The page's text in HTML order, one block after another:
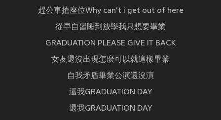
趕公車搶座位Why can't i get out of here
從早自習睡到放學我只想要畢業
GRADUATION PLEASE GIVE IT BACK
女友還沒出現怎麼可以就這樣畢業
自我矛盾畢業公演還沒演
還我GRADUATION DAY
還我GRADUATION DAY